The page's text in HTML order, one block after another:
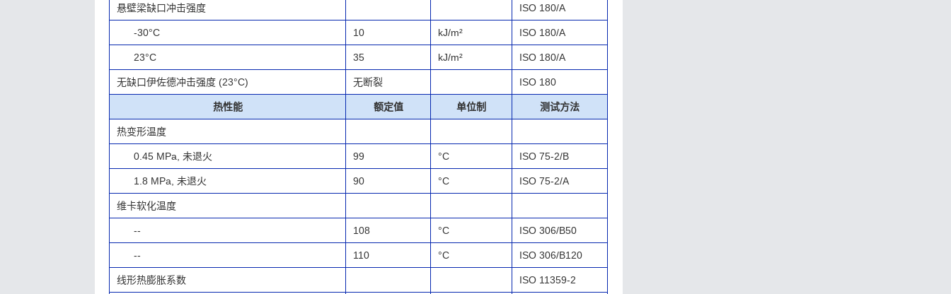
悬壁梁缺口冲击强度 ISO 180/A
-30°C 10 kJ/m² ISO 180/A
23°C 35 kJ/m² ISO 180/A
无缺口伊佐德冲击强度 (23°C) 无断裂 ISO 180
热性能 额定值 单位制 测试方法
热变形温度
0.45 MPa, 未退火 99 °C ISO 75-2/B
1.8 MPa, 未退火 90 °C ISO 75-2/A
维卡软化温度
-- 108 °C ISO 306/B50
-- 110 °C ISO 306/B120
线形热膨胀系数 ISO 11359-2